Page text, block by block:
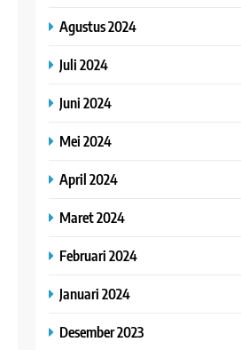
Agustus 2024
Juli 2024
Juni 2024
Mei 2024
April 2024
Maret 2024
Februari 2024
Januari 2024
Desember 2023